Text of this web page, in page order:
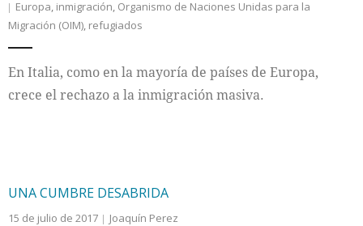
Europa, inmigración, Organismo de Naciones Unidas para la
Migración (OIM), refugiados
En Italia, como en la mayoría de países de Europa,
crece el rechazo a la inmigración masiva.
UNA CUMBRE DESABRIDA
15 de julio de 2017
Joaquín Perez